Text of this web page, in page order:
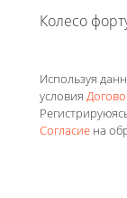
Колесо
Используя
условия
Согласие на